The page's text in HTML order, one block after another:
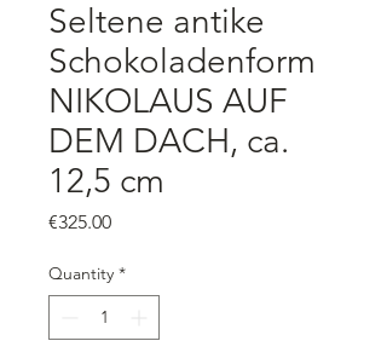
Seltene antike
Schokoladenform
NIKOLAUS AUF
DEM DACH, ca.
12,5 cm
€325.00Price
Quantity *